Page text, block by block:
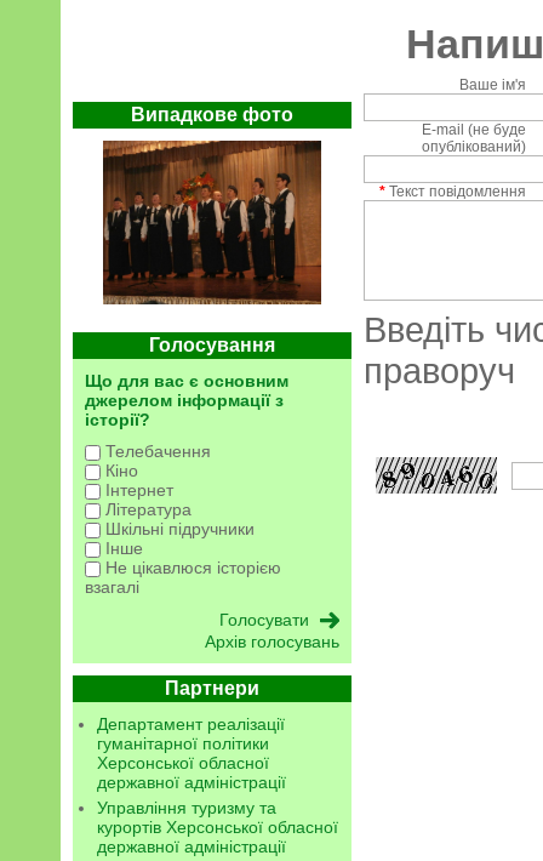
Випадкове фото
Голосування
Що для вас є основним
джерелом інформації з
історії?
Телебачення
Кіно
Інтернет
Література
Шкільні підручники
Інше
Не цікавлюся історією
взагалі
Архів голосувань
Партнери
Департамент реалізації
гуманітарної політики
Херсонської обласної
державної адміністрації
Управління туризму та
курортів Херсонської обласної
державної адміністрації
Ваше ім'я
E-mail (не буде
опублікований)
* Текст повідомлення
Введіть
праворуч